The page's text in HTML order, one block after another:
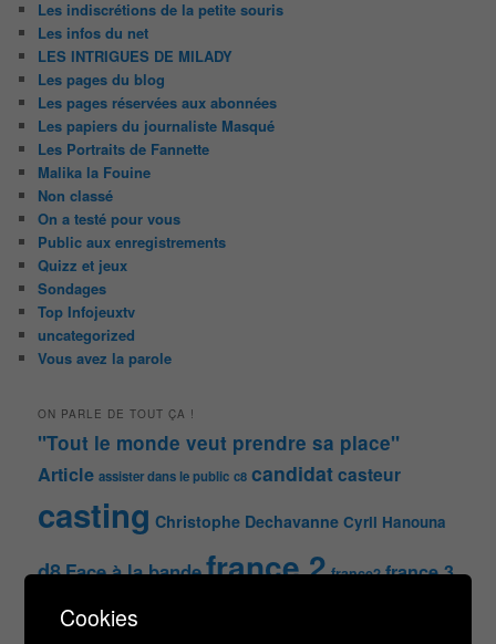
Les indiscrétions de la petite souris
Les infos du net
LES INTRIGUES DE MILADY
Les pages du blog
Les pages réservées aux abonnées
Les papiers du journaliste Masqué
Les Portraits de Fannette
Malika la Fouine
Non classé
On a testé pour vous
Public aux enregistrements
Quizz et jeux
Sondages
Top Infojeuxtv
uncategorized
Vous avez la parole
ON PARLE DE TOUT ÇA !
"Tout le monde veut prendre sa place"
Article assister dans le public c8 candidatcasteur
casting Christophe Dechavanne Cyril Hanouna
d8Face à la bandefrance 2 france2 france 3
indiscrétions
Cookies